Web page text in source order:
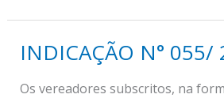
INDICAÇÃO N° 055/
Os vereadores subscritos, na